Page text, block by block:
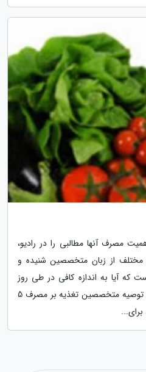
مصرف آنها مطالبی را در رادیو،
مختلف از زبان متخصصین شنیده و
که آیا به اندازه کافی در طی روز
سبزیجات مصرف می شود یا نه؟ توصیه متخصصین تغذیه بر مصرف 5